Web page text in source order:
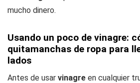
mucho dinero.
Usando un poco de vinagre:
quitamanchas de ropa para
lados
Antes de usar vinagre en cualquier